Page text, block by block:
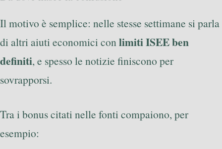
Il motivo è semplice: nelle stesse settimane si parla
di altri aiuti economici con limiti ISEE ben
definiti, e spesso le notizie finiscono per
sovrapporsi.
Tra i bonus citati nelle fonti compaiono, per
esempio: